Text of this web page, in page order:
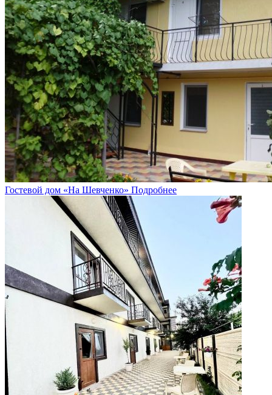
Гостевой дом «На Шевченко» Подробнее